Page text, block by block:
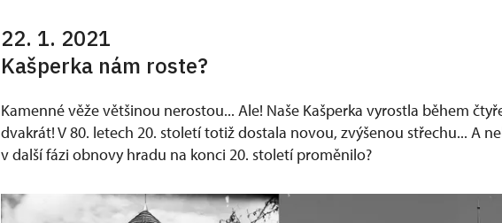
22. 1. 2021
Kašperka nám roste?
Kamenné věže většinou nerostou... Ale! Naše Kašperka vyrostla během
dvakrát! V 80. letech 20. století totiž dostala novou, zvýšenou střechu... A
v další fázi obnovy hradu na konci 20. století proměnilo?